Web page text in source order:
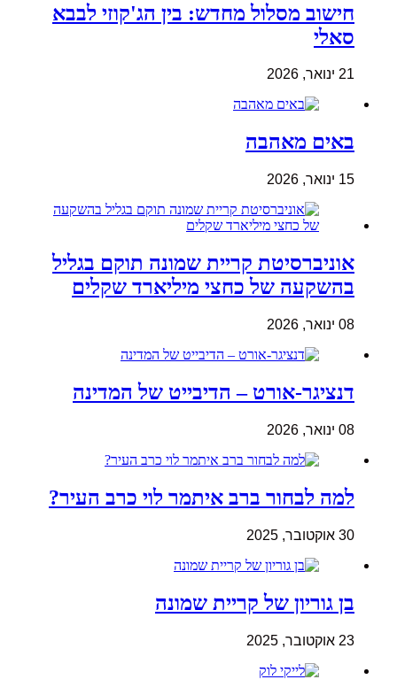
חישוב מסלול מחדש: בין הג'קוזי לבבא
סאלי
21 ינואר, 2026
באים מאהבה
15 ינואר, 2026
אוניברסיטת קריית שמונה תוקם בגליל
בהשקעה של כחצי מיליארד שקלים
08 ינואר, 2026
דנציגר-אורט – הדיבייט של המדינה
08 ינואר, 2026
למה לבחור ברב איתמר לוי כרב העיר?
30 אוקטובר, 2025
בן גוריון של קריית שמונה
23 אוקטובר, 2025